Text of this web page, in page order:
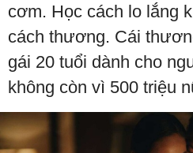
cơm. Học cách lo lắng
cách thương. Cái
gái 20 tuổi dành cho
không còn vì 500 triệu